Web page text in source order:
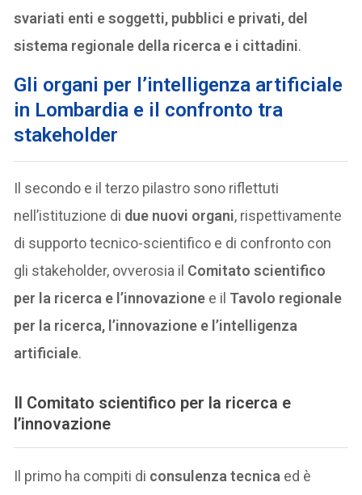
svariati enti e soggetti, pubblici e privati, del
sistema regionale della ricerca e i cittadini.
Gli organi per l’intelligenza artificiale
in Lombardia e il confronto tra
stakeholder
Il secondo e il terzo pilastro sono riflettuti
nell’istituzione di due nuovi organi, rispettivamente
di supporto tecnico-scientifico e di confronto con
gli stakeholder, ovverosia il Comitato scientifico
per la ricerca e l’innovazione e il Tavolo regionale
per la ricerca, l’innovazione e l’intelligenza
artificiale.
Il Comitato scientifico per la ricerca e
l’innovazione
Il primo ha compiti di consulenza tecnica ed è